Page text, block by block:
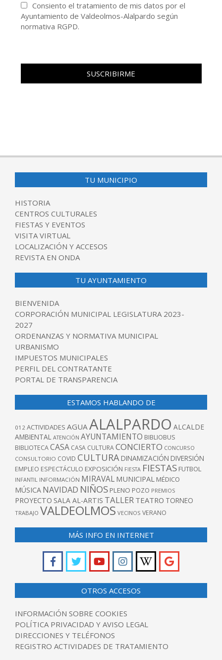
Consiento el tratamiento de mis datos por el
Ayuntamiento de Valdeolmos-Alalpardo según
normativa RGPD.
TU MUNICIPIO
HISTORIA
CENTROS CULTURALES
FIESTAS Y EVENTOS
VISITA VIRTUAL
LOCALIZACIÓN Y ACCESOS
REVISTA EN ONDA
TU AYUNTAMIENTO
BIENVENIDA
CORPORACIÓN MUNICIPAL LEGISLATURA 2023-
2027
ORDENANZAS Y NORMATIVA MUNICIPAL
URBANISMO
IMPUESTOS MUNICIPALES
PERFIL DEL CONTRATANTE
PORTAL DE TRANSPARENCIA
ESTAMOS HABLANDO DE
012 ACTIVIDADES AGUA ALALPARDO ALCALDE
AMBIENTAL ATENCIÓN AYUNTAMIENTO BIBLIOBUS
BIBLIOTECACASA CASA CULTURACONCIERTO CONCURSO
CONSULTORIO COVID CULTURA DINAMIZACIÓN DIVERSIÓN
EMPLEO ESPECTÁCULO EXPOSICIÓN FIESTA FIESTAS FUTBOL
INFANTIL INFORMACIÓN MIRAVAL MUNICIPAL MÉDICO
MÚSICA NAVIDAD NIÑOS PLENO POZO PREMIOS
PROYECTO SALA AL-ARTIS TALLER TEATRO TORNEO
TRABAJO VALDEOLMOS VECINOS VERANO
MÁS INFO EN INTERNET
OTROS ACCESOS
INFORMACIÓN SOBRE COOKIES
POLÍTICA PRIVACIDAD Y AVISO LEGAL
DIRECCIONES Y TELÉFONOS
REGISTRO ACTIVIDADES DE TRATAMIENTO